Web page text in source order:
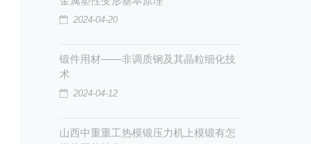
2024-04-20
锻件用材——非调质钢及其晶粒细化技
术
2024-04-12
山西中重重工热模锻压力机上模锻有怎